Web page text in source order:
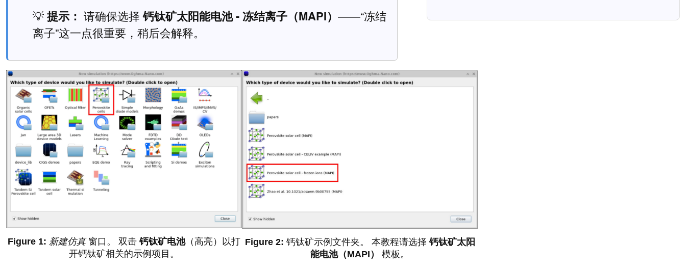
💡提示： 请确保选择钙钛矿太阳能电池 - 冻结离子（MAPI） ——“冻结
离子”这一点很重要，稍后会解释。
新建仿真窗口。 双击钙钛矿电池（高亮）以打
开钙钛矿相关的示例项目。
钙钛矿示例文件夹。 本教程请选择钙钛矿太阳
能电池（MAPI）
模板。